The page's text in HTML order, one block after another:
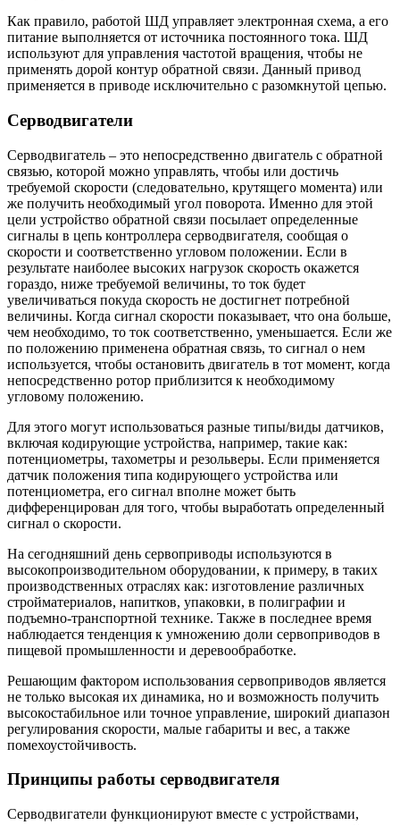
Как правило, работой ШД управляет электронная схема, а его
питание выполняется от источника постоянного тока. ШД
используют для управления частотой вращения, чтобы не
применять дорой контур обратной связи. Данный привод
применяется в приводе исключительно с разомкнутой цепью.
Серводвигатели
Серводвигатель – это непосредственно двигатель с обратной
связью, которой можно управлять, чтобы или достичь
требуемой скорости (следовательно, крутящего момента) или
же получить необходимый угол поворота. Именно для этой
цели устройство обратной связи посылает определенные
сигналы в цепь контроллера серводвигателя, сообщая о
скорости и соответственно угловом положении. Если в
результате наиболее высоких нагрузок скорость окажется
гораздо, ниже требуемой величины, то ток будет
увеличиваться покуда скорость не достигнет потребной
величины. Когда сигнал скорости показывает, что она больше,
чем необходимо, то ток соответственно, уменьшается. Если же
по положению применена обратная связь, то сигнал о нем
используется, чтобы остановить двигатель в тот момент, когда
непосредственно ротор приблизится к необходимому
угловому положению.
Для этого могут использоваться разные типы/виды датчиков,
включая кодирующие устройства, например, такие как:
потенциометры, тахометры и резольверы. Если применяется
датчик положения типа кодирующего устройства или
потенциометра, его сигнал вполне может быть
дифференцирован для того, чтобы выработать определенный
сигнал о скорости.
На сегодняшний день сервоприводы используются в
высокопроизводительном оборудовании, к примеру, в таких
производственных отраслях как: изготовление различных
стройматериалов, напитков, упаковки, в полиграфии и
подъемно-транспортной технике. Также в последнее время
наблюдается тенденция к умножению доли сервоприводов в
пищевой промышленности и деревообработке.
Решающим фактором использования сервоприводов является
не только высокая их динамика, но и возможность получить
высокостабильное или точное управление, широкий диапазон
регулирования скорости, малые габариты и вес, а также
помехоустойчивость.
Принципы работы серводвигателя
Серводвигатели функционируют вместе с устройствами,